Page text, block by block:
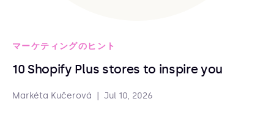
マーケティングのヒント
10 Shopify Plus stores to inspire you
Markéta Kučerová Jul 10, 2026